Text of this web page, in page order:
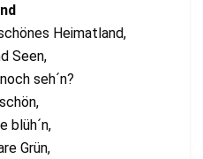
Heimatland,
Seen,
seh´n?
blüh´n,
Grün,